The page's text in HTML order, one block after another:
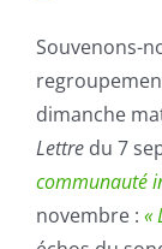
Souvenons-
dimanche
Lettre du 7
communauté
novembre : «